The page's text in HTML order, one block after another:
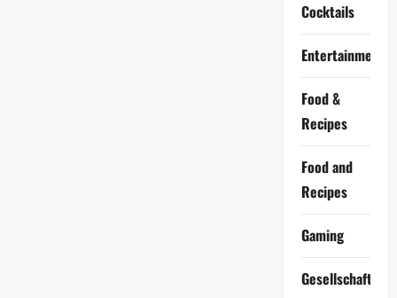
Cocktails
Entertainment
Food &
Recipes
Food and
Recipes
Gaming
Gesellschaft